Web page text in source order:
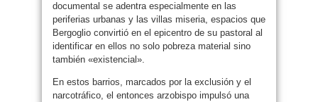
documental se adentra especialmente en las
periferias urbanas y las villas miseria, espacios que
Bergoglio convirtió en el epicentro de su pastoral al
identificar en ellos no solo pobreza material sino
también «existencial».
En estos barrios, marcados por la exclusión y el
narcotráfico, el entonces arzobispo impulsó una